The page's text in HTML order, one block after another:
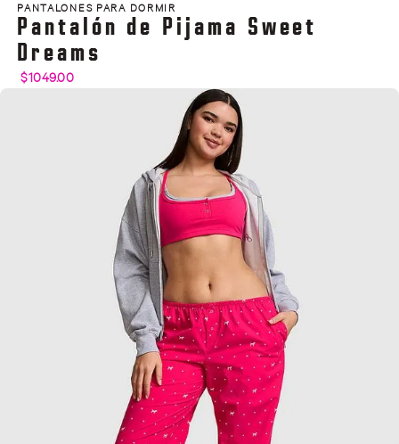
PANTALONES PARA DORMIR
Pantalón de Pijama Sweet
Dreams
$1049.00